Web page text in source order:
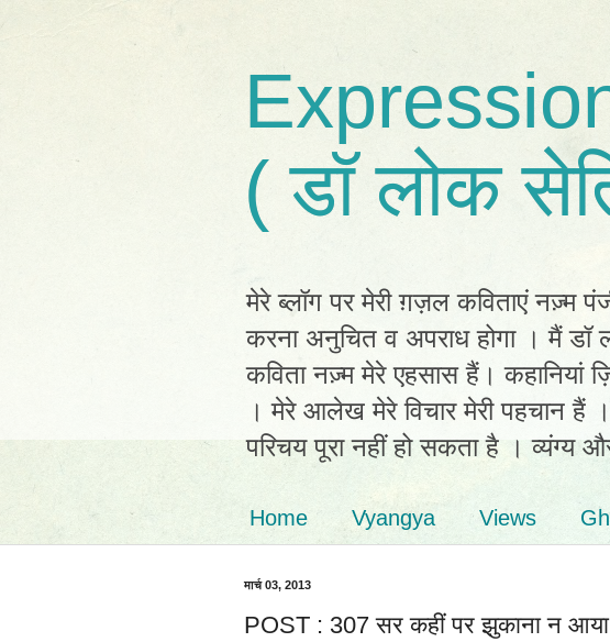
( डॉ लोक
मेरे ब्लॉग पर मेरी ग़ज़ल कविताएं नज़्म
करना अनुचित व अपराध होगा । मैं डॉ
कविता नज़्म मेरे एहसास हैं। कहानियां
। मेरे आलेख मेरे विचार मेरी पहचान हैं ।
परिचय पूरा नहीं हो सकता है । व्यंग्य
Home Vyangya Views
मार्च 03, 2013
POST : 307 सर कहीं पर झुकाना न